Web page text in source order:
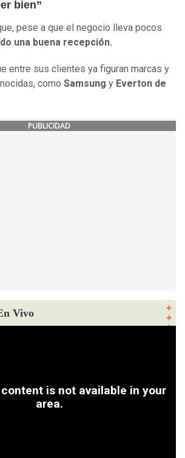
bien”
pese a que el negocio lleva pocos
una buena recepción.
entre sus clientes ya figuran marcas y
como Samsung y Everton de
PUBLICIDAD
Vivo